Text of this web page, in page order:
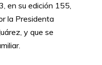
en su edición 155,
la Presidenta
y que se